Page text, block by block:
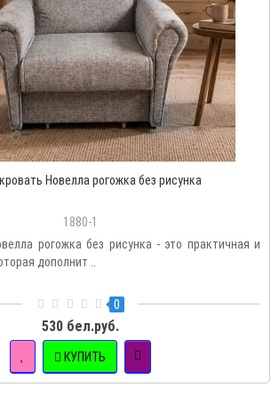
Новелла рогожка без рисунка
1880-1
рогожка без рисунка - это практичная и
дополнит ..
0
530 бел.руб.
КУПИТЬ